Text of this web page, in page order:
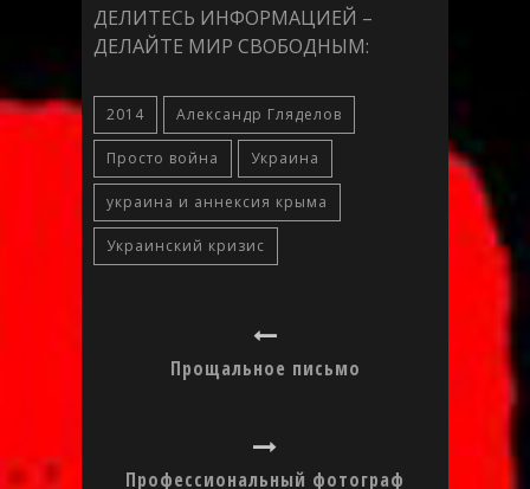
ДЕЛИТЕСЬ ИНФОРМАЦИЕЙ –
ДЕЛАЙТЕ МИР СВОБОДНЫМ:
2014 Александр Гляделов
Просто война Украина
украина и аннексия крыма
Украинский кризис
Прощальное письмо
Профессиональный фотограф